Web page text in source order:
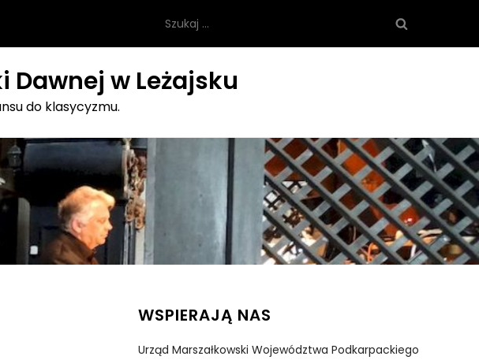
Dawnej w Leżajsku
do klasycyzmu.
WSPIERAJĄ NAS
Urząd Marszałkowski Województwa Podkarpackiego